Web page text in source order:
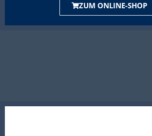
ZUM ONLINE-SHOP